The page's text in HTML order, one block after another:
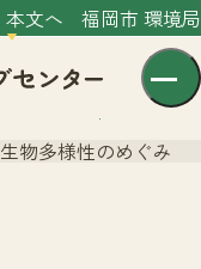
本文へ 福岡市 環境局
生物多様性のめぐみ